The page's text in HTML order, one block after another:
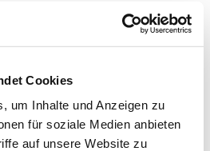
Cookies
um Inhalte und Anzeigen zu
für soziale Medien anbieten
auf unsere Website zu